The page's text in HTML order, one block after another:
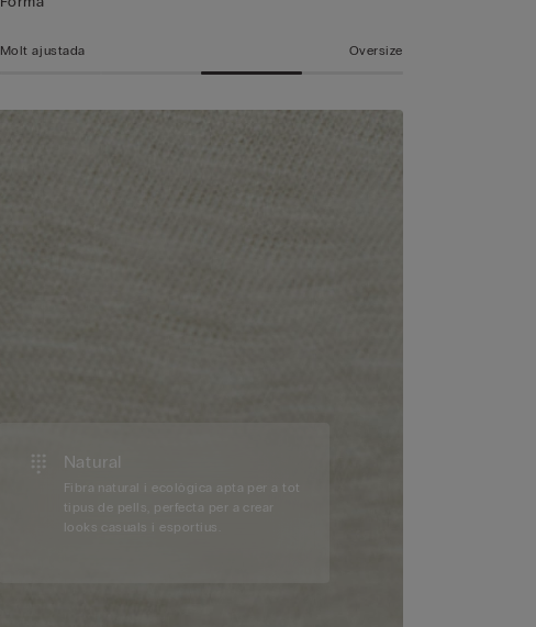
Molt ajustada Oversize
Natural
Fibra natural i ecològica apta per a tot
tipus de pells, perfecta per a crear
looks casuals i esportius.